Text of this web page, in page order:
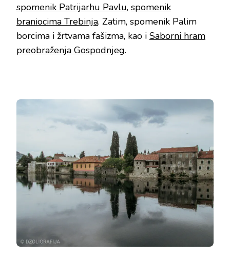
spomenik Patrijarhu Pavlu, spomenik
braniocima Trebinja. Zatim, spomenik Palim
borcima i žrtvama fašizma, kao i Saborni hram
preobraženja Gospodnjeg.